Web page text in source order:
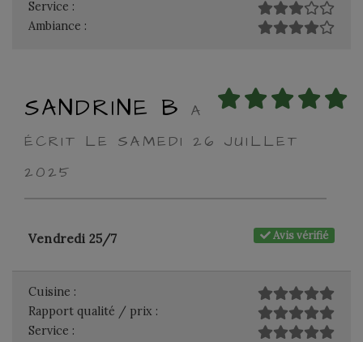
Service :
Ambiance :
SANDRINE B
A
ÉCRIT LE SAMEDI 26 JUILLET
2025
Avis vérifié
Vendredi 25/7
Cuisine :
Rapport qualité / prix :
Service :